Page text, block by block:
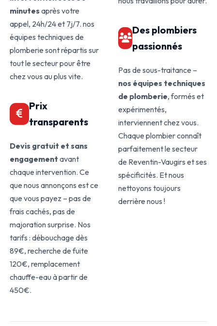
minutes après votre
appel, 24h/24 et 7j/7. nos
équipes techniques de
plomberie sont répartis sur
tout le secteur pour être
chez vous au plus vite.
Prix
transparents
Devis gratuit et sans
engagement avant
chaque intervention. Ce
que nous annonçons est ce
que vous payez – pas de
frais cachés, pas de
majoration surprise. Nos
tarifs : débouchage dès
89€, recherche de fuite
120€, remplacement
chauffe-eau à partir de
450€.
Des plombiers
passionnés
Pas de sous-traitance –
nos équipes techniques
de plomberie, formés et
expérimentés,
interviennent chez vous.
Chaque plombier connaît
parfaitement le secteur
de Reventin-Vaugirs et ses
spécificités. Et nous
nettoyons toujours
derrière nous !